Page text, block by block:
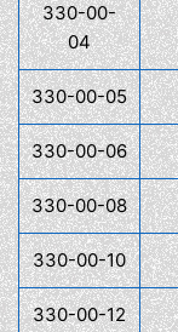
330-00-
04
330-00-05
330-00-06
330-00-08
330-00-10
330-00-12